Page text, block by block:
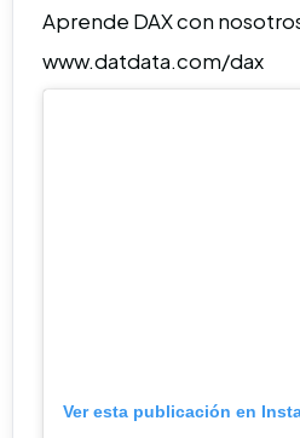
Aprende DAX con
www.datdata.com/dax
Ver esta publicación en